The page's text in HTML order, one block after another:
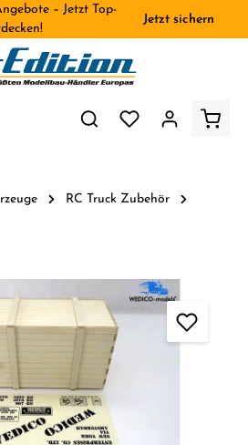
– Jetzt Top-
Jetzt sichern
RC Truck Zubehör